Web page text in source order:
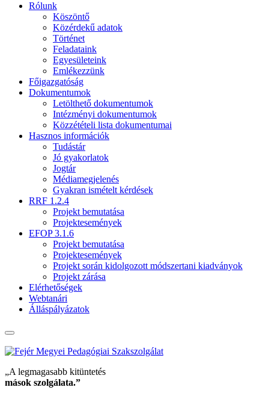
Rólunk
Köszöntő
Közérdekű adatok
Történet
Feladataink
Egyesületeink
Emlékezzünk
Főigazgatóság
Dokumentumok
Letölthető dokumentumok
Intézményi dokumentumok
Közzétételi lista dokumentumai
Hasznos információk
Tudástár
Jó gyakorlatok
Jogtár
Médiamegjelenés
Gyakran ismételt kérdések
RRF 1.2.4
Projekt bemutatása
Projektesemények
EFOP 3.1.6
Projekt bemutatása
Projektesemények
Projekt során kidolgozott módszertani kiadványok
Projekt zárása
Elérhetőségek
Webtanári
Álláspályázatok
„A legmagasabb kitüntetés
mások szolgálata.”